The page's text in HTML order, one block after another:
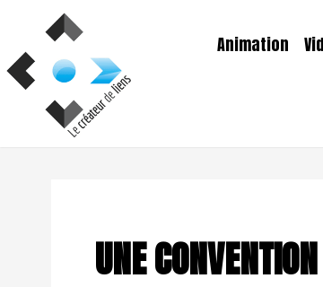
contenu
Animation
UNE